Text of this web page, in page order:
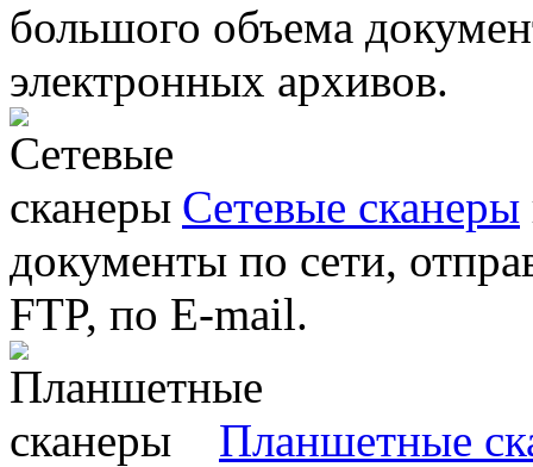
большого объема
электронных архивов.
Сетевые сканеры
документы по сети,
FTP, по E-mail.
Планшетные